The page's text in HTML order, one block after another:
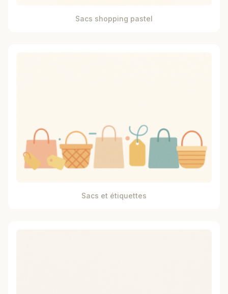
Sacs shopping pastel
Sacs et étiquettes